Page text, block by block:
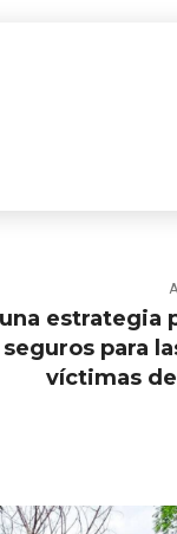
una estrategia
para
víctimas